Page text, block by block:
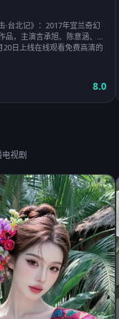
·台北记》：2017年宜兰奇幻
品，主演言承旭、陈意涵、郭
20日上线在线观看免费高清的
8.0
视剧